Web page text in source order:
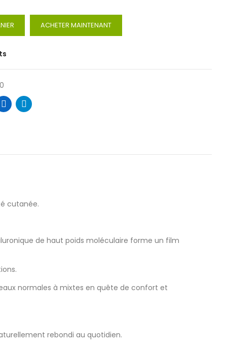
ACHETER MAINTENANT
cutanée.
de haut poids moléculaire forme un film
normales à mixtes en quête de confort et
rebondi au quotidien.